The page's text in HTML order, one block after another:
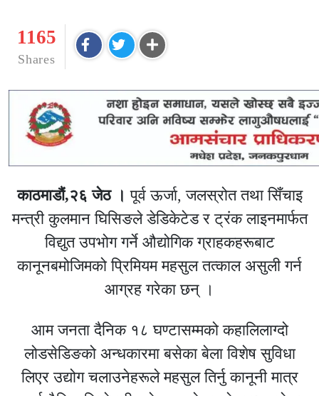
1165
Shares
काठमाडौं,२६ जेठ । पूर्व ऊर्जा, जलस्रोत तथा सिँचाइ
मन्त्री कुलमान घिसिङले डेडिकेटेड र ट्रंक लाइनमार्फत
विद्युत उपभोग गर्ने औद्योगिक ग्राहकहरूबाट
कानूनबमोजिमको प्रिमियम महसुल तत्काल असुली गर्न
आग्रह गरेका छन् ।
आम जनता दैनिक १८ घण्टासम्मको कहालिलाग्दो
लोडसेडिङको अन्धकारमा बसेका बेला विशेष सुविधा
लिएर उद्योग चलाउनेहरूले महसुल तिर्नु कानूनी मात्र